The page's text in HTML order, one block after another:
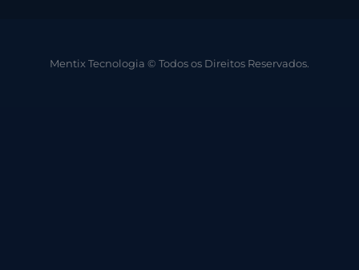
Mentix Tecnologia © Todos os Direitos Reservados.